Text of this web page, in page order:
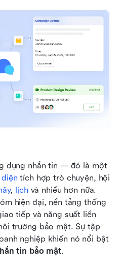
Lark không chỉ là một ứng dụng nhắn tin — đó là một
tích hợp trò chuyện, hội
, lịch và nhiều hơn nữa.
hiện đại, nền tảng thống
tiếp và năng suất liền
trường bảo mật. Sự tập
nghiệp khiến nó nổi bật
tin bảo mật.